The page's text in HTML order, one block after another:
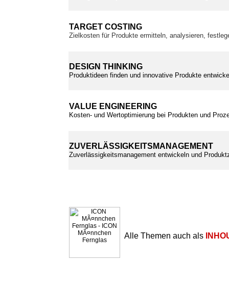
TARGET COSTING
Zielkosten für Produkte ermitteln, analysieren,
DESIGN THINKING
Produktideen finden und innovative Produkte
VALUE ENGINEERING
Kosten- und Wertoptimierung bei Produkten und
ZUVERLÄSSIGKEITSMANAGEMENT
Zuverlässigkeitsmanagement entwickeln und
Alle Themen auch als